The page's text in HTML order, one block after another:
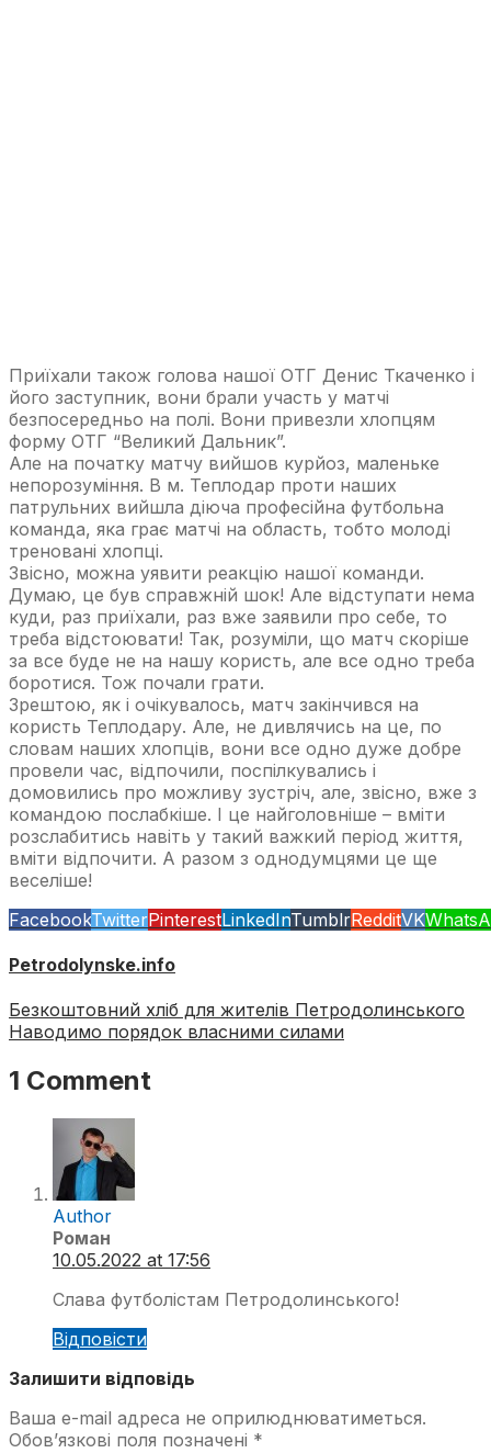
Приїхали також голова нашої ОТГ Денис Ткаченко і
його заступник, вони брали участь у матчі
безпосередньо на полі. Вони привезли хлопцям
форму ОТГ “Великий Дальник”.
Але на початку матчу вийшов курйоз, маленьке
непорозуміння. В м. Теплодар проти наших
патрульних вийшла діюча професійна футбольна
команда, яка грає матчі на область, тобто молоді
треновані хлопці.
Звісно, можна уявити реакцію нашої команди.
Думаю, це був справжній шок! Але відступати нема
куди, раз приїхали, раз вже заявили про себе, то
треба відстоювати! Так, розуміли, що матч скоріше
за все буде не на нашу користь, але все одно треба
боротися. Тож почали грати.
Зрештою, як і очікувалось, матч закінчився на
користь Теплодару. Але, не дивлячись на це, по
словам наших хлопців, вони все одно дуже добре
провели час, відпочили, поспілкувались і
домовились про можливу зустріч, але, звісно, вже з
командою послабкіше. І це найголовніше – вміти
розслабитись навіть у такий важкий період життя,
вміти відпочити. А разом з однодумцями це ще
веселіше!
FacebookTwitterPinterestLinkedInTumblrRedditVK
Petrodolynske.info
Безкоштовний хліб для жителів Петродолинського
Наводимо порядок власними силами
1 Comment
Author
Роман
10.05.2022 at 17:56
Слава футболістам Петродолинського!
Відповіcти
Залишити відповідь
Ваша e-mail адреса не оприлюднюватиметься.
Обов’язкові поля позначені *